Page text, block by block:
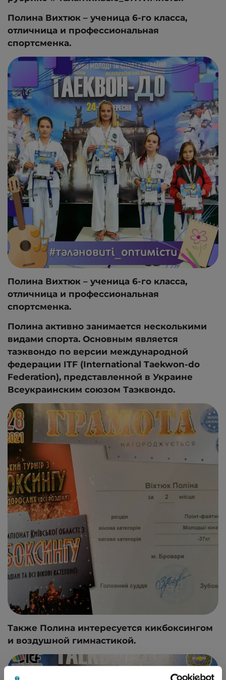
Полина Вихтюк – ученица 6-го класса,
отличница и профессиональная
спортсменка.
Полина Вихтюк – ученица 6-го класса,
отличница и профессиональная
спортсменка.
Полина активно занимается несколькими
видами спорта. Основным является
таэквондо по версии международной
федерации ITF (International Taekwon-do
Federation), представленной в Украине
Всеукраинским союзом Таэквондо.
Также Полина интересуется кикбоксингом
и воздушной гимнастикой.